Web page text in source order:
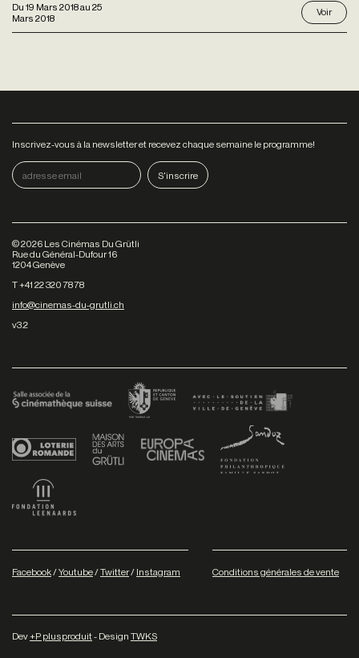
Du 19 Mars 2018au 25
Mars 2018
Voir
Inscrivez-vous à la newsletter et recevez chaque semaine le programme!
©2026 Les Cinémas Du Grütli
Rue du Général-Dufour 16
1204 Genève
T +41 22 320 78 78
info@cinemas-du-grutli.ch
v3.2
Facebook/Youtube/Twitter/ Instagram Conditions générales de vente
Dev+P plusproduit- Design TWKS